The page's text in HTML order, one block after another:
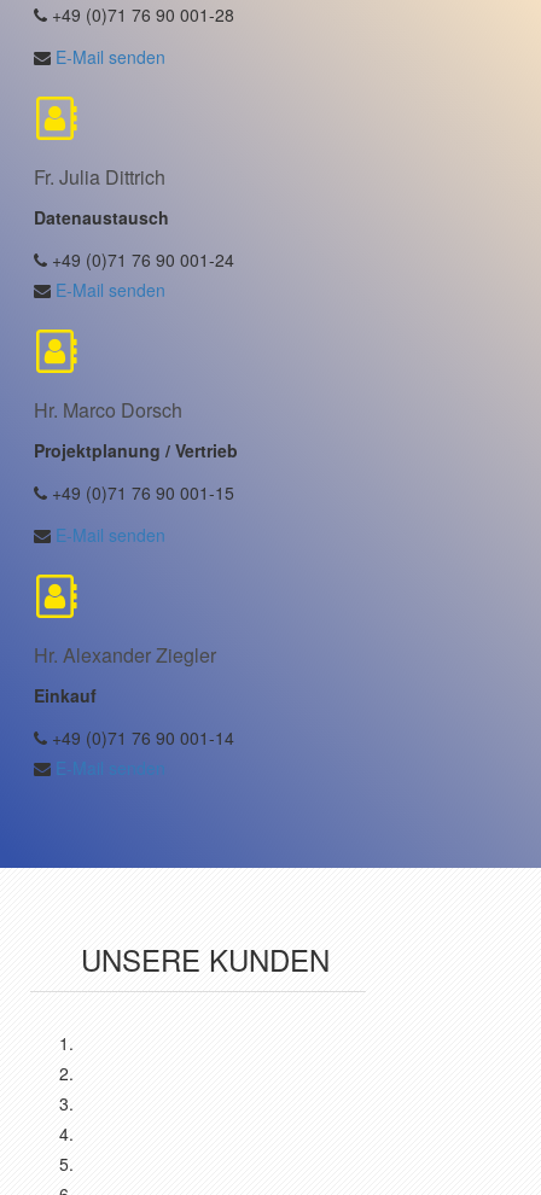
+49 (0)71 76 90 001-28
E-Mail senden
Fr. Julia Dittrich
Datenaustausch
+49 (0)71 76 90 001-24
E-Mail senden
Hr. Marco Dorsch
Projektplanung / Vertrieb
+49 (0)71 76 90 001-15
E-Mail senden
Hr. Alexander Ziegler
Einkauf
+49 (0)71 76 90 001-14
E-Mail senden
UNSERE KUNDEN